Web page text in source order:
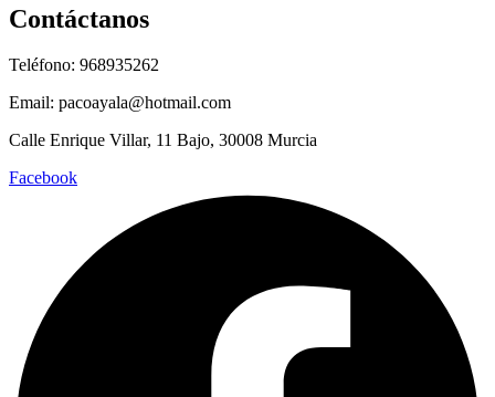
Contáctanos
Teléfono: 968935262
Email: pacoayala@hotmail.com
Calle Enrique Villar, 11 Bajo, 30008 Murcia
Facebook